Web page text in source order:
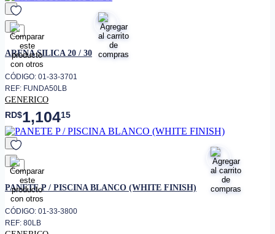
favorito
ARENA SILICA 20 / 30
CÓDIGO: 01-33-3701
REF: FUNDA50LB
GENERICO
RD$1,10415
favorito
PANETE P / PISCINA BLANCO (WHITE FINISH)
CÓDIGO: 01-33-3800
REF: 80LB